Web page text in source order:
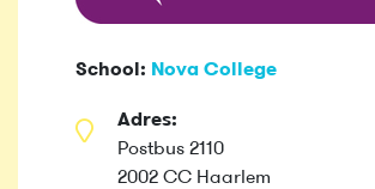
School: Nova College
Adres:
Postbus 2110
2002 CC Haarlem